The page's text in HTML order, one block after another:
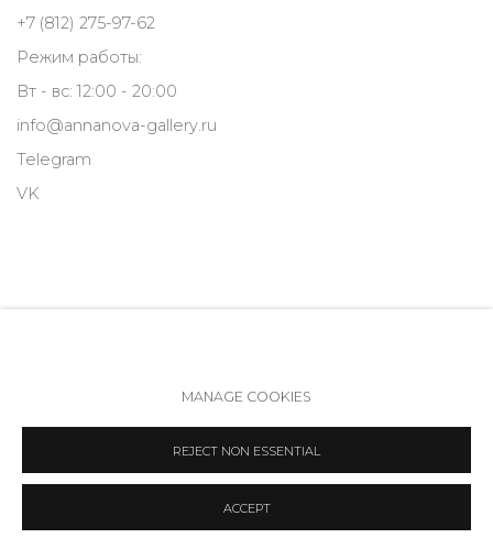
+7 (812) 275-97-62
Режим работы:
Вт - вс: 12:00 - 20:00
info@annanova-gallery.ru
Telegram
VK
COPYRIGHT © 2026 ANNA NOVA GALLERY SITE BY ARTLOGIC
MANAGE COOKIES
REJECT NON ESSENTIAL
ACCEPT